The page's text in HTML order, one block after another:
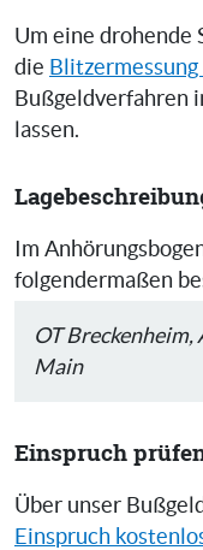
Um eine drohende
die
Bußgeldverfahren
lassen.
Im
folgendermaßen
OT Breckenheim,
Main
Einspruch
Über unser
Einspruch